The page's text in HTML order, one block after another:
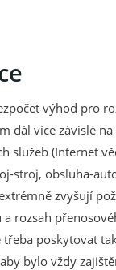
výhod pro
dál více závislé
služeb (Internet
stroj, obsluha-
zvyšují
rozsah
poskytovat
bylo vždy